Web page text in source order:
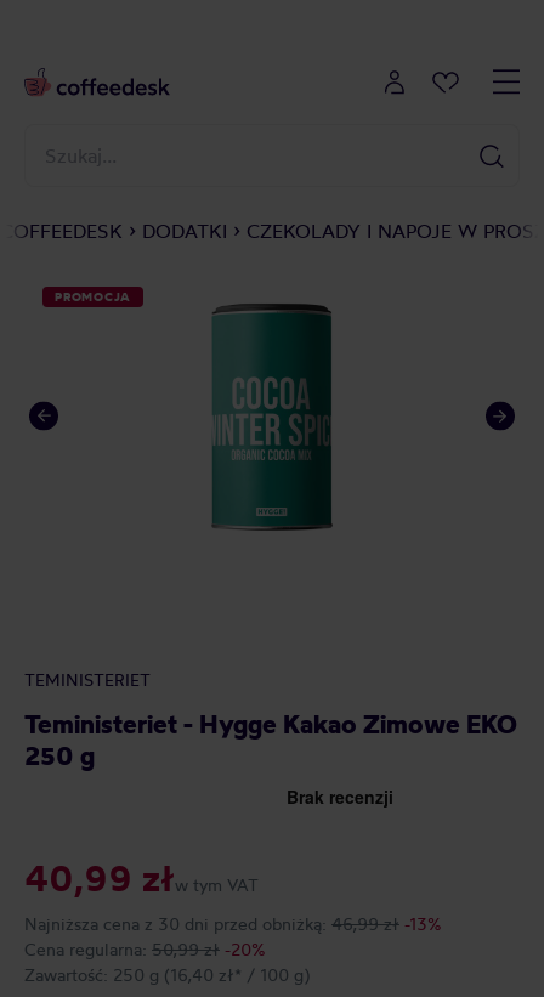
COFFEEDESK DODATKI CZEKOLADY I NAPOJE W
PROMOCJA
TEMINISTERIET
Teministeriet - Hygge Kakao Zimowe EKO
250 g
40,99 złw tym VAT
Najniższa cena z 30 dni przed obniżką: 46,99 zł -13%
Cena regularna: 50,99 zł -20%
Zawartość: 250 g (16,40 zł* / 100 g)